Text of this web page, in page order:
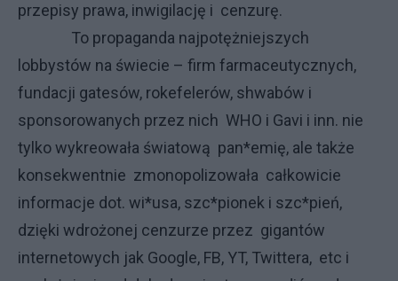
przepisy prawa, inwigilację i cenzurę.
To propaganda najpotężniejszych
lobbystów na świecie – firm farmaceutycznych,
fundacji gatesów, rokefelerów, shwabów i
sponsorowanych przez nich WHO i Gavi i inn. nie
tylko wykreowała światową pan*emię, ale także
konsekwentnie zmonopolizowała całkowicie
informacje dot. wi*usa, szc*pionek i szc*pień,
dzięki wdrożonej cenzurze przez gigantów
internetowych jak Google, FB, YT, Twittera, etc i